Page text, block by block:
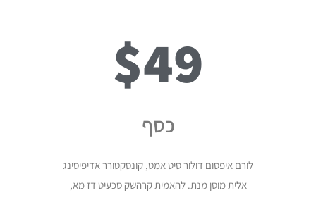
$49
כסף
לורם איפסום דולור סיט אמט, קונסקטורר אדיפיסינג
אלית מוסן מנת. להאמית קרהשק סכעיט דז מא,